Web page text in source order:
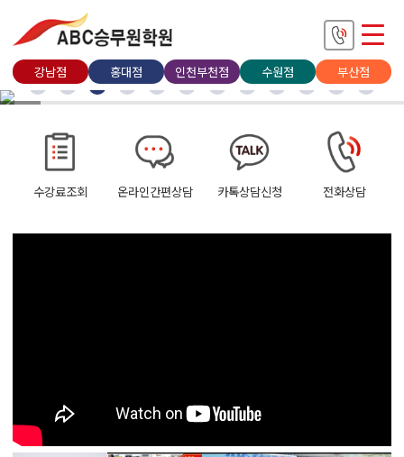
강남점 홍대점 인천부천점 수원점 부산점
수강료조회 온라인간편상담 카톡상담신청 전화상담